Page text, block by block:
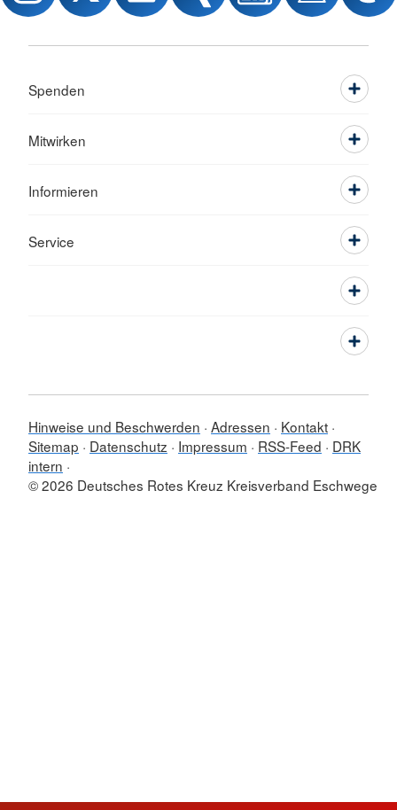
Spenden
Mitwirken
Informieren
Service
Hinweise und Beschwerden Adressen
Kontakt
Sitemap
Datenschutz Impressum RSS-Feed
DRK
intern
© 2026 Deutsches Rotes Kreuz Kreisverband Eschwege